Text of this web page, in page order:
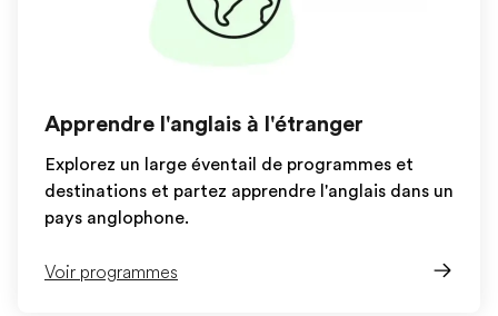
Apprendre l'anglais à l'étranger
Explorez un large éventail de programmes et
destinations et partez apprendre l'anglais dans un
pays anglophone.
Voir programmes